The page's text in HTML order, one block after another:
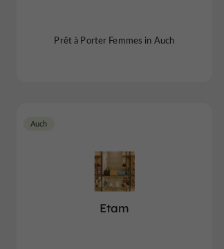
Prêt à Porter Femmes in Auch
Etam
Auch